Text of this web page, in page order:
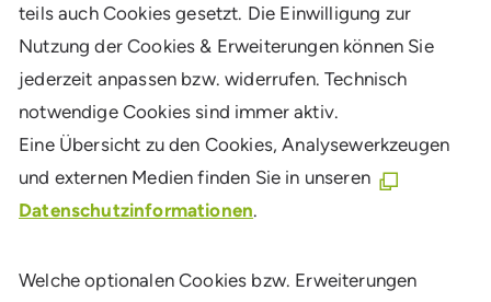
teils auch Cookies gesetzt. Die Einwilligung zur
Nutzung der Cookies & Erweiterungen können Sie
jederzeit anpassen bzw. widerrufen. Technisch
notwendige Cookies sind immer aktiv.
Eine Übersicht zu den Cookies, Analysewerkzeugen
und externen Medien finden Sie in unseren
Datenschutzinformationen.
Welche optionalen Cookies bzw. Erweiterungen